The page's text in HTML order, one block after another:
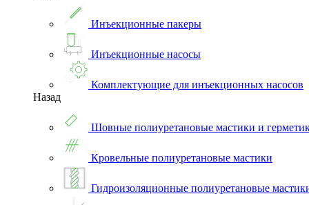
Инъекционные пакеры
Инъекционные насосы
Комплектующие для инъекционных насосов
Назад
Шовные полиуретановые мастики и
Кровельные полиуретановые мастики
Гидроизоляционные полиуретановые